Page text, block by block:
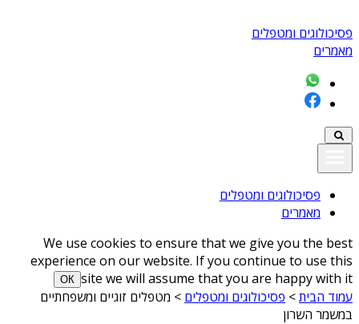
פסיכולוגים ומטפלים
מאמרים
פסיכולוגים ומטפלים
מאמרים
We use cookies to ensure that we give you the best
experience on our website. If you continue to use this
site we will assume that you are happy with it
ОК
עמוד הבית> פסיכולוגים ומטפלים > מטפלים זוגיים ומשפחתיים
במשמר השרון